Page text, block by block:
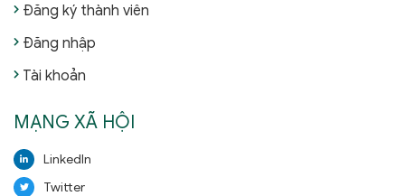
Đăng ký thành viên
Đăng nhập
Tài khoản
MẠNG XÃ HỘI
LinkedIn
Twitter